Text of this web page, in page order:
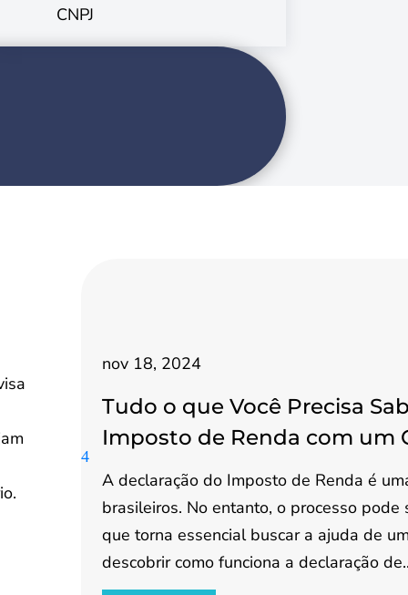
CNPJ
nov 18, 2024
Tudo o que Você Precisa
Imposto de Renda com um
A declaração do Imposto de Renda é
brasileiros. No entanto, o processo
que torna essencial buscar a ajuda de
descobrir como funciona a declaração